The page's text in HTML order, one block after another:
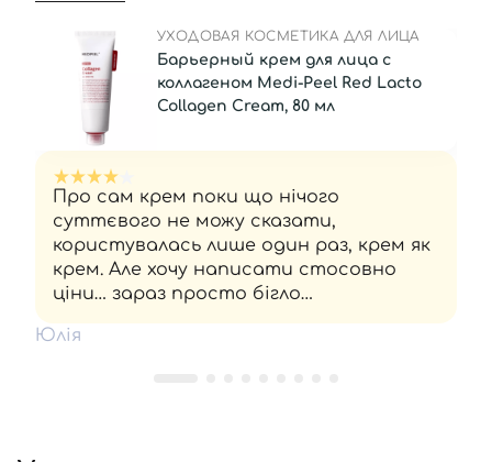
УХОДОВАЯ КОСМЕТИКА ДЛЯ ЛИЦА
Барьерный крем для лица с
коллагеном Medi-Peel Red Lacto
Collagen Cream, 80 мл
Про сам крем поки що нічого
суттєвого не можу сказати,
користувалась лише один раз, крем як
крем. Але хочу написати стосовно
ціни… зараз просто бігло
інших подібних сайтах 645 - 690 грн, а
Юлія